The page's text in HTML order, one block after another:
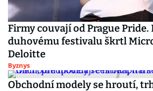
Firmy couvají od Prague Pride.
duhovému festivalu škrtl
Deloitte
Byznys
Obchodní modely se hroutí,